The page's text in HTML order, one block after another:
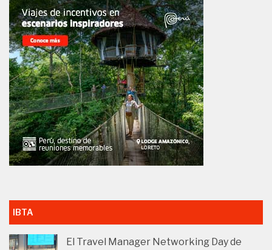
IBTA
El Travel Manager Networking Day de